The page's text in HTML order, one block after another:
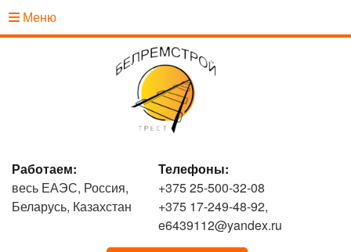
Меню
Работаем:
весь ЕАЭС, Россия,
Беларусь, Казахстан
Телефоны:
+375 25-500-32-08
+375 17-249-48-92,
e6439112@yandex.ru